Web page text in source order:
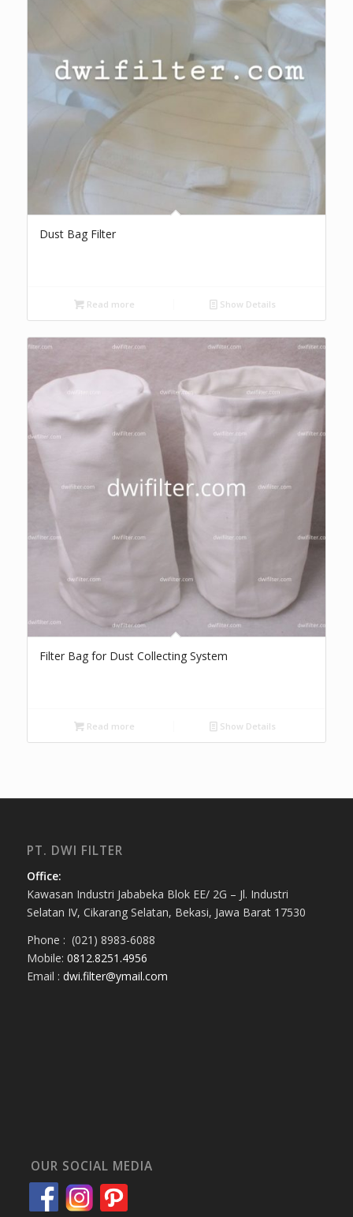
Dust Bag Filter
Read more Show Details
Filter Bag for Dust Collecting System
Read more Show Details
PT. DWI FILTER
Office:
Kawasan Industri Jababeka Blok EE/ 2G – Jl. Industri
Selatan IV, Cikarang Selatan, Bekasi, Jawa Barat 17530
Phone : (021) 8983-6088
Mobile: 0812.8251.4956
Email : dwi.filter@ymail.com
OUR SOCIAL MEDIA